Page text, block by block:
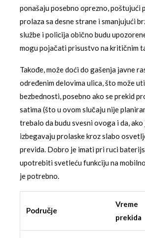
ponašaju posebno oprezno, poštujući
prolaza sa desne strane i smanjujući
službe i policija obično budu
mogu pojačati prisustvo na kritičnim
Takođe, može doći do gašenja javne
određenim delovima ulica, što može
bezbednosti, posebno ako se prekid
satima (što u ovom slučaju nije
trebalo da budu svesni ovoga i da, ako
izbegavaju prolaske kroz slabo
previda. Dobro je imati pri ruci
upotrebiti svetleću funkciju na
je potrebno.
Područje
Vreme
prekida